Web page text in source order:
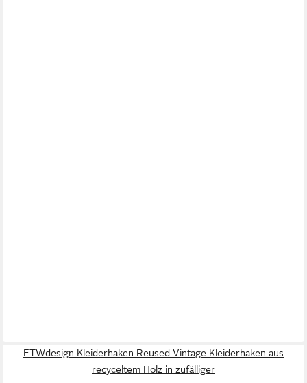
FTWdesign Kleiderhaken Reused Vintage Kleiderhaken aus
recyceltem Holz in zufälliger